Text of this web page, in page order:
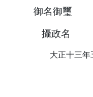
御名御璽
攝政名
大正十三